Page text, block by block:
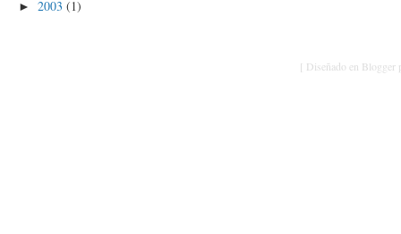
► 2003 (1)
[ Diseñado en Blogger